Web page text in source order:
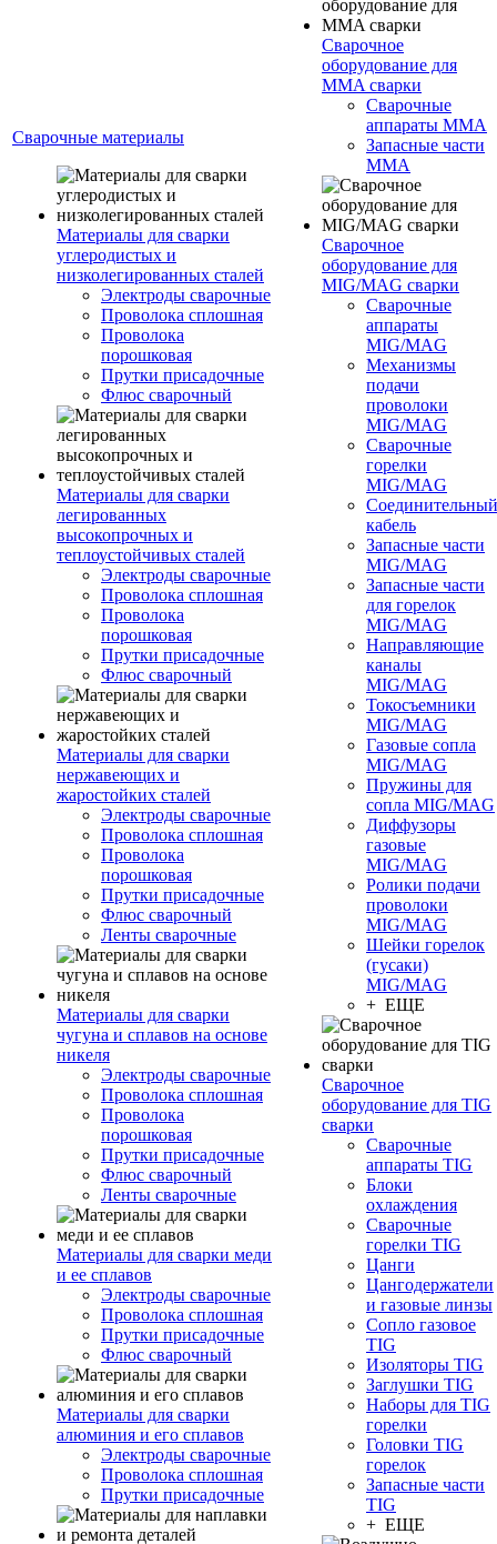
Сварочные материалы
Материалы для сварки
углеродистых и
низколегированных сталей
Электроды сварочные
Проволока сплошная
Проволока
порошковая
Прутки присадочные
Флюс сварочный
Материалы для сварки
легированных
высокопрочных и
теплоустойчивых сталей
Электроды сварочные
Проволока сплошная
Проволока
порошковая
Прутки присадочные
Флюс сварочный
Материалы для сварки
нержавеющих и
жаростойких сталей
Электроды сварочные
Проволока сплошная
Проволока
порошковая
Прутки присадочные
Флюс сварочный
Ленты сварочные
Материалы для сварки
чугуна и сплавов на основе
никеля
Электроды сварочные
Проволока сплошная
Проволока
порошковая
Прутки присадочные
Флюс сварочный
Ленты сварочные
Материалы для сварки меди
и ее сплавов
Электроды сварочные
Проволока сплошная
Прутки присадочные
Флюс сварочный
Материалы для сварки
алюминия и его сплавов
Электроды сварочные
Проволока сплошная
Прутки присадочные
Сварочное
оборудование для
MMA сварки
Сварочные
аппараты MMA
Запасные части
MMA
Сварочное
оборудование для
MIG/MAG сварки
Сварочные
аппараты
MIG/MAG
Механизмы
подачи
проволоки
MIG/MAG
Сварочные
горелки
MIG/MAG
Соединительный
кабель
Запасные части
MIG/MAG
Запасные части
для горелок
MIG/MAG
Направляющие
каналы
MIG/MAG
Токосъемники
MIG/MAG
Газовые сопла
MIG/MAG
Пружины для
сопла MIG/MAG
Диффузоры
газовые
MIG/MAG
Ролики подачи
проволоки
MIG/MAG
Шейки горелок
(гусаки)
MIG/MAG
+ ЕЩЕ
Сварочное
оборудование для TIG
сварки
Сварочные
аппараты TIG
Блоки
охлаждения
Сварочные
горелки TIG
Цанги
Цангодержатели
и газовые линзы
Сопло газовое
TIG
Изоляторы TIG
Заглушки TIG
Наборы для TIG
горелки
Головки TIG
горелок
Запасные части
TIG
+ ЕЩЕ